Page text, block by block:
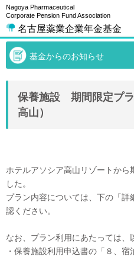
Nagoya Pharmaceutical
Corporate Pension Fund Association
名古屋薬業企業年金基金
基金からのお知らせ
保養施設 期間限定プ
高山）
ホテルアソシア高山リゾートから
した。
プラン内容については、下の「
認ください。
なお、プラン利用にあたっては、
・保養施設利用申込書の「８、